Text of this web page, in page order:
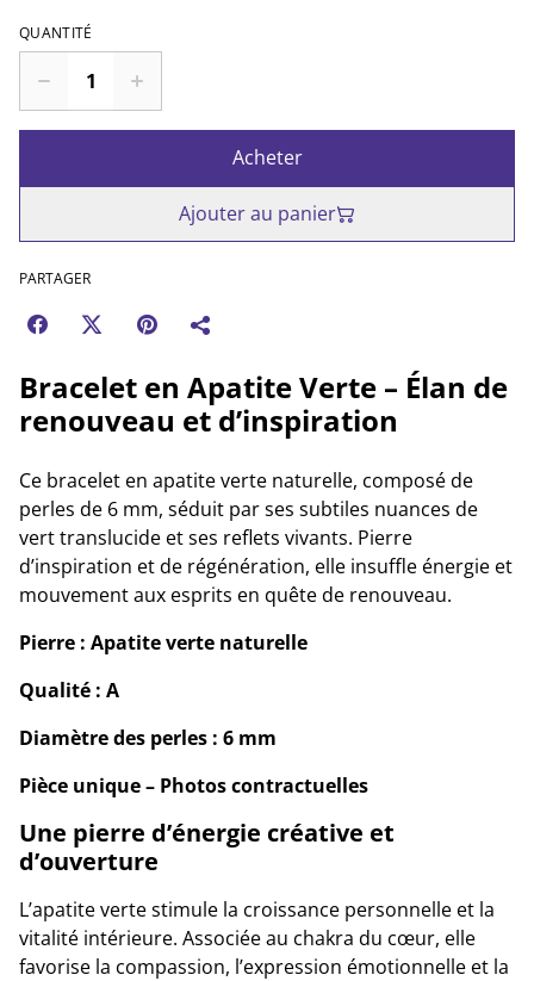
QUANTITÉ
Acheter
Ajouter au panier
PARTAGER
Bracelet en Apatite Verte – Élan de
renouveau et d’inspiration
Ce bracelet en apatite verte naturelle, composé de
perles de 6 mm, séduit par ses subtiles nuances de
vert translucide et ses reflets vivants. Pierre
d’inspiration et de régénération, elle insuffle énergie et
mouvement aux esprits en quête de renouveau.
Pierre : Apatite verte naturelle
Qualité : A
Diamètre des perles : 6 mm
Pièce unique – Photos contractuelles
Une pierre d’énergie créative et
d’ouverture
L’apatite verte stimule la croissance personnelle et la
vitalité intérieure. Associée au chakra du cœur, elle
favorise la compassion, l’expression émotionnelle et la